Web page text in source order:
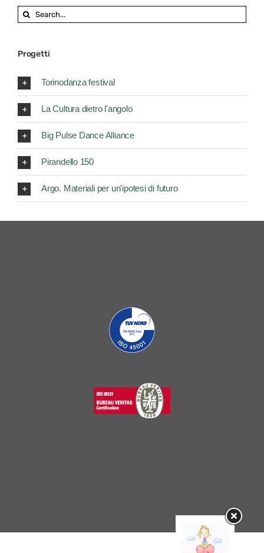
Search
for:
Progetti
Torinodanza festival
La Cultura dietro l'angolo
Big Pulse Dance Alliance
Pirandello 150
Argo. Materiali per un'ipotesi di futuro